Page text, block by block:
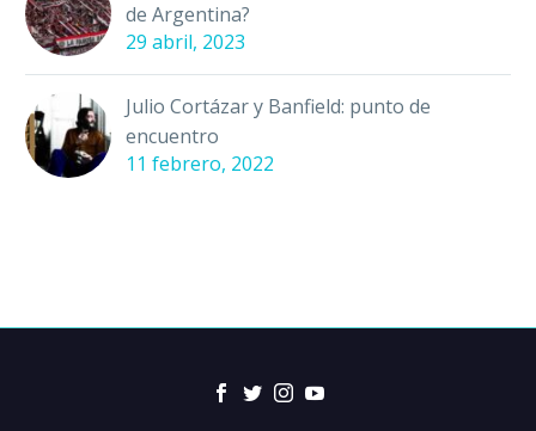
de Argentina?
29 abril, 2023
Julio Cortázar y Banfield: punto de
encuentro
11 febrero, 2022